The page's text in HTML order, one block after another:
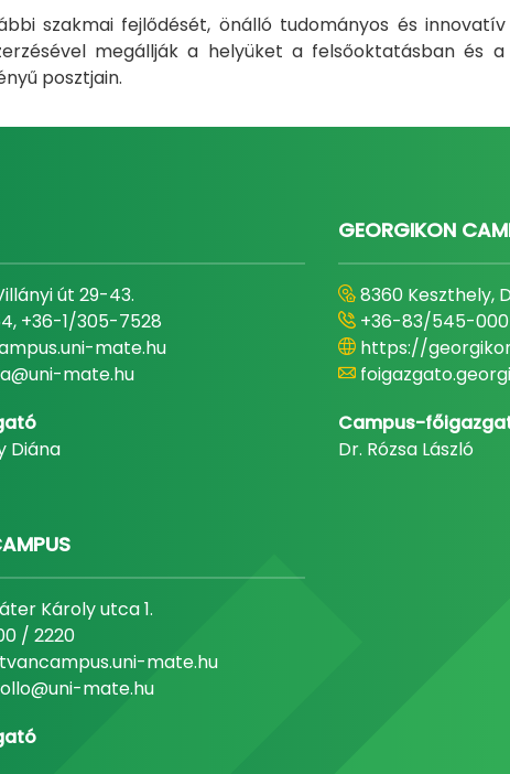
szakmai fejlődését, önálló tudományos és
megállják a helyüket a felsőoktatásban és a
posztjain.
út 29-43.
+36-1/305-7528
mate.hu
mate.hu
Diána
GEORGIKON
8360 Keszthely,
+36-83/545-000
https://
Campus-
Dr. Rózsa László
Károly utca 1.
/ 2220
mate.hu
mate.hu